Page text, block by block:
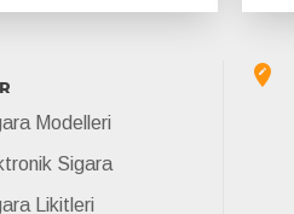
Modelleri
Sigara
Likitleri